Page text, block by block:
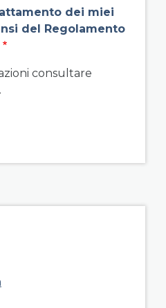
dei miei
del Regolamento
consultare
.